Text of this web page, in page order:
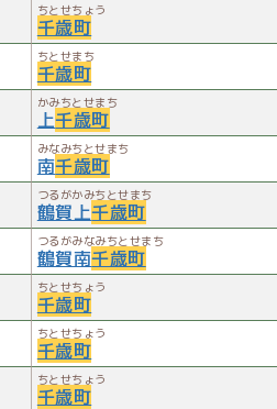
ちとせちょう
千歳町
ちとせまち
千歳町
かみちとせまち
上千歳町
みなみちとせまち
南千歳町
つるがかみちとせまち
鶴賀上千歳町
つるがみなみちとせまち
鶴賀南千歳町
ちとせちょう
千歳町
ちとせちょう
千歳町
ちとせちょう
千歳町